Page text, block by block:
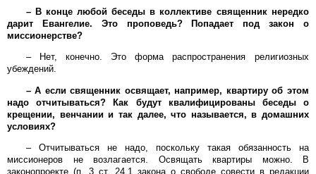
– В конце любой беседы в коллективе священник нередко
дарит Евангелие. Это проповедь? Попадает под закон о
миссионерстве?
– Нет, конечно. Это форма распространения религиозных
убеждений.
– А если священник освящает, например, квартиру об этом
надо отчитываться? Как будут квалифицированы беседы о
крещении, венчании и так далее, что называется, в домашних
условиях?
– Отчитываться не надо, поскольку такая обязанность на
миссионеров не возлагается. Освящать квартиры можно. В
законопроекте (п. 3 ст. 24.1 закона о свободе совести в редакции